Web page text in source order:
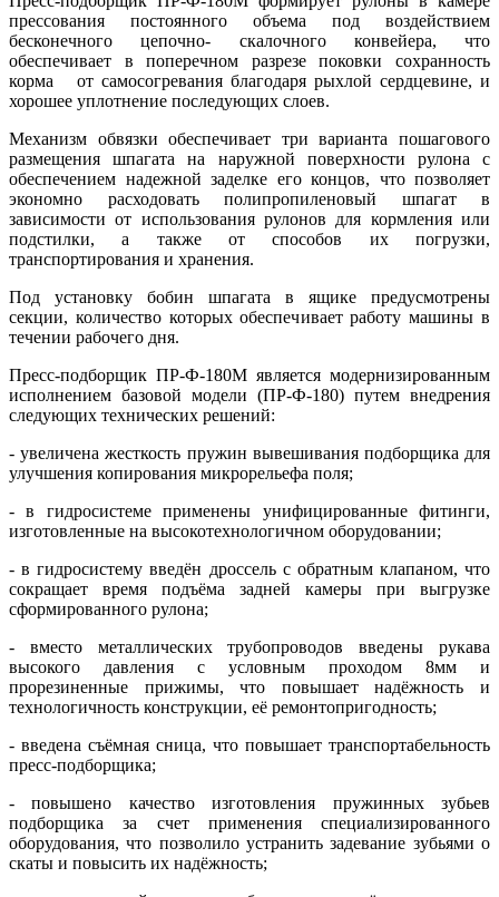
прессования постоянного объема под воздействием
бесконечного цепочно- скалочного конвейера, что
обеспечивает в поперечном разрезе поковки сохранность
корма от самосогревания благодаря рыхлой сердцевине, и
хорошее уплотнение последующих слоев.
Механизм обвязки обеспечивает три варианта пошагового
размещения шпагата на наружной поверхности рулона с
обеспечением надежной заделке его концов, что позволяет
экономно расходовать полипропиленовый шпагат в
зависимости от использования рулонов для кормления или
подстилки, а также от способов их погрузки,
транспортирования и хранения.
Под установку бобин шпагата в ящике предусмотрены
секции, количество которых обеспечивает работу машины в
течении рабочего дня.
Пресс-подборщик ПР-Ф-180М является модернизированным
исполнением базовой модели (ПР-Ф-180) путем внедрения
следующих технических решений:
- увеличена жесткость пружин вывешивания подборщика для
улучшения копирования микрорельефа поля;
- в гидросистеме применены унифицированные фитинги,
изготовленные на высокотехнологичном оборудовании;
- в гидросистему введён дроссель с обратным клапаном, что
сокращает время подъёма задней камеры при выгрузке
сформированного рулона;
- вместо металлических трубопроводов введены рукава
высокого давления с условным проходом 8мм и
прорезиненные прижимы, что повышает надёжность и
технологичность конструкции, её ремонтопригодность;
- введена съёмная сница, что повышает транспортабельность
пресс-подборщика;
- повышено качество изготовления пружинных зубьев
подборщика за счет применения специализированного
оборудования, что позволило устранить задевание зубьями о
скаты и повысить их надёжность;